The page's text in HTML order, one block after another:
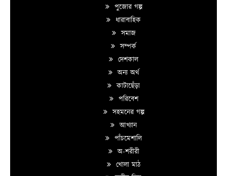
পুজোর গল্প
ধারাবাহিক
সমাজ
সম্পর্ক
দেশকাল
অন্য অর্থ
কাটাছেঁড়া
পরিবেশ
সহমনের গল্প
আখ্যান
পাঁচমেশালি
অ-শরীরী
খোলা মাঠ